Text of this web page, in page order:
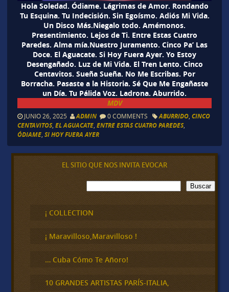
Hola Soledad. Ódiame. Lágrimas de Amor. Rondando
Tu Esquina. Tu Indecisión. Sin Egoísmo. Adiós Mi Vida.
Un Disco Más.Niegalo todo. Amémonos.
Presentimiento. Lejos de Ti. Entre Estas Cuatro
Paredes. Alma mía.Nuestro Juramento. Cinco Pa’ Las
Doce. El Aguacate. Si Hoy Fuera Ayer. Yo Estoy
Desengañado. Luz de Mi Vida. El Tren Lento. Cinco
Centavitos. Sueña Sueña. No Me Escribas. Por
Borracha. Pasaste a la Historia. Sé Que Me Engañaste
un Día. Tu Pálida Voz. Ladrona. Aburrido.
MDV
JUNIO 26, 2025 ADMIN 0 COMMENTS ABURRIDO, CINCO
CENTAVITOS, EL AGUACATE, ENTRE ESTAS CUATRO PAREDES,
ÓDIAME, SI HOY FUERA AYER
EL SITIO QUE NOS INVITA EVOCAR
B
u
c
a
Buscar
¡ COLLECTION
¡ Maravilloso,Maravilloso !
… Cuba Cómo Te Añoro!
10 GRANDES ARTISTAS PARÍS-ITALIA,